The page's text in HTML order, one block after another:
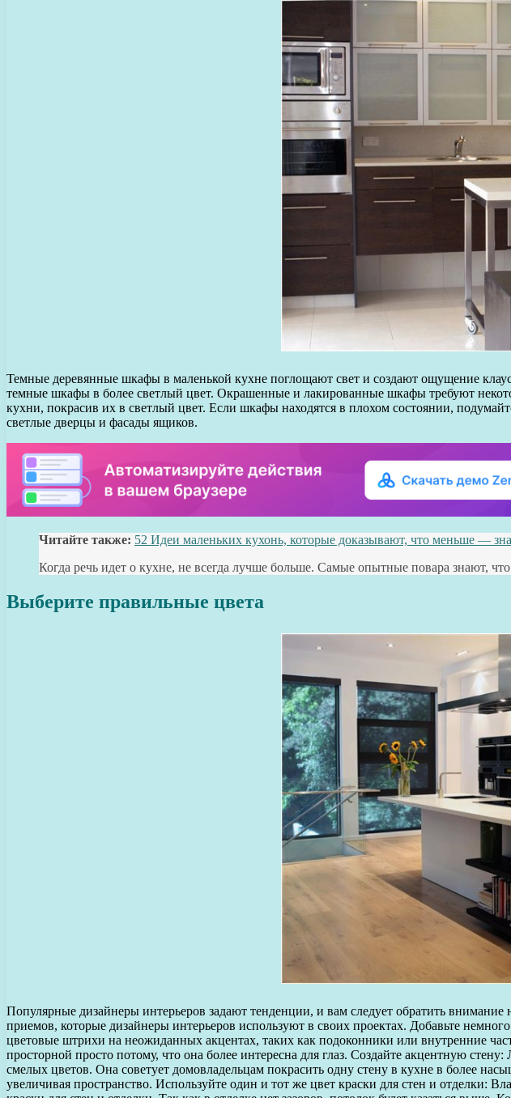
Темные деревянные шкафы в маленькой кухне поглощают свет и создают ощущение
темные шкафы в более светлый цвет. Окрашенные и лакированные шкафы требуют
кухни, покрасив их в светлый цвет. Если шкафы находятся в плохом состоянии,
светлые дверцы и фасады ящиков.
Читайте также: 52 Идеи маленьких кухонь, которые доказывают, что меньше —
Когда речь идет о кухне, не всегда лучше больше. Самые опытные повара знают,
Выберите правильные цвета
Популярные дизайнеры интерьеров задают тенденции, и вам следует обратить
приемов, которые дизайнеры интерьеров используют в своих проектах. Добавьте
цветовые штрихи на неожиданных акцентах, таких как подоконники или внутренние
просторной просто потому, что она более интересна для глаз. Создайте акцентную
смелых цветов. Она советует домовладельцам покрасить одну стену в кухне в более
увеличивая пространство. Используйте один и тот же цвет краски для стен и отделки: